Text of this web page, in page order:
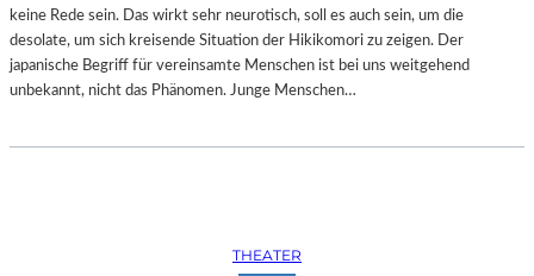
keine Rede sein. Das wirkt sehr neurotisch, soll es auch sein, um die
desolate, um sich kreisende Situation der Hikikomori zu zeigen. Der
japanische Begriff für vereinsamte Menschen ist bei uns weitgehend
unbekannt, nicht das Phänomen. Junge Menschen…
THEATER